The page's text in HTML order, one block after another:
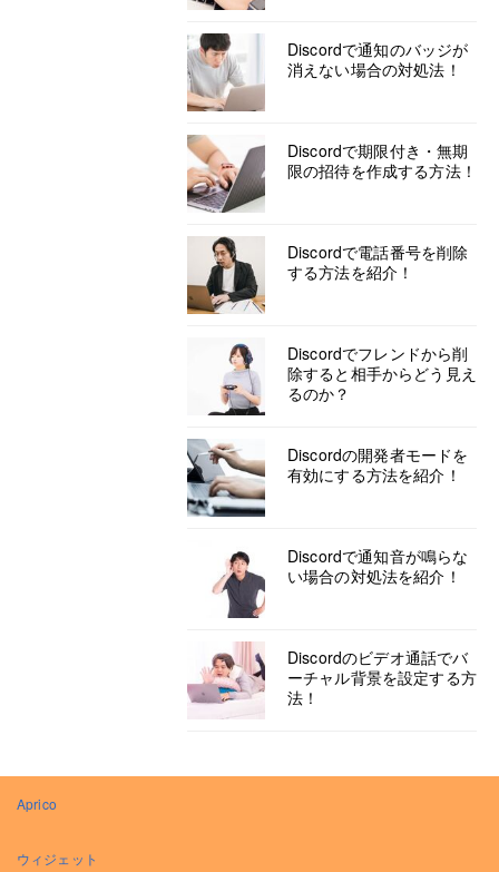
Discordで通知のバッジが
消えない場合の対処法！
Discordで期限付き・無期
限の招待を作成する方法！
Discordで電話番号を削除
する方法を紹介！
Discordでフレンドから削
除すると相手からどう見え
るのか？
Discordの開発者モードを
有効にする方法を紹介！
Discordで通知音が鳴らな
い場合の対処法を紹介！
Discordのビデオ通話でバ
ーチャル背景を設定する方
法！
Aprico
ウィジェット